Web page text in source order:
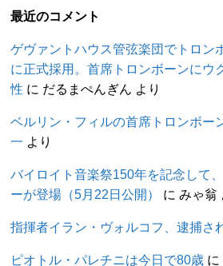
最近のコメント
ゲヴァントハウス管弦楽団でトロン
に正式採用。首席トロンボーンにウ
性 に だるまぺんぎん より
ベルリン・フィルの首席トロンボー
一 より
バイロイト音楽祭150年を記念して
ーが登場（5月22日公開）
にみゃ翁
指揮者イラン・ヴォルコフ、逮捕さ
ピオトル・パレチニは今日で80歳 に